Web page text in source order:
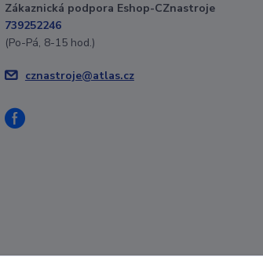
Zákaznická podpora Eshop-CZnastroje
739252246
(Po-Pá, 8-15 hod.)
cznastroje@atlas.cz